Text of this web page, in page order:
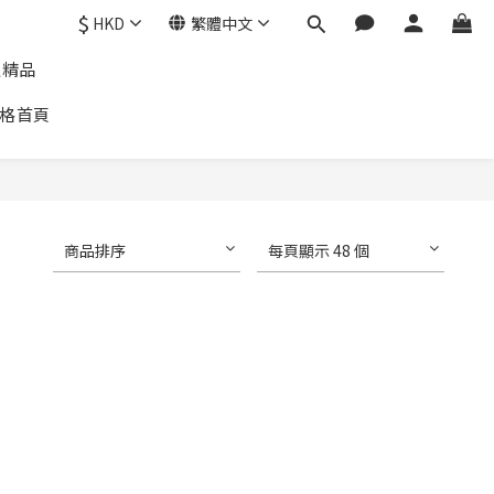
$ HKD 繁體中文
品
首頁
商品排序 每頁顯示 48 個